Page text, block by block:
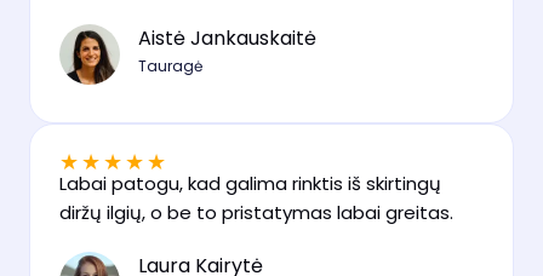
Aistė Jankauskaitė
Tauragė
★★★★★
Labai patogu, kad galima rinktis iš skirtingų
diržų ilgių, o be to pristatymas labai greitas.
Laura Kairytė